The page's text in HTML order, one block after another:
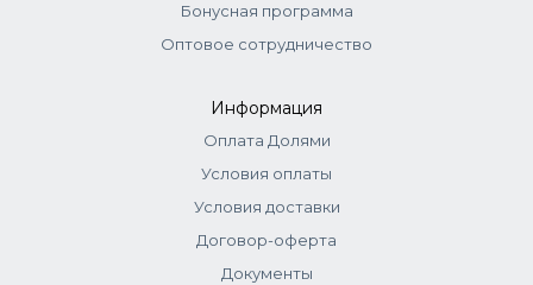
Бонусная программа
Оптовое сотрудничество
Информация
Оплата Долями
Условия оплаты
Условия доставки
Договор-оферта
Документы